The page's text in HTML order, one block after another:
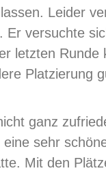
Leider
Er versuchte
letzten Runde
Platzierung
ganz
sehr
Mit den